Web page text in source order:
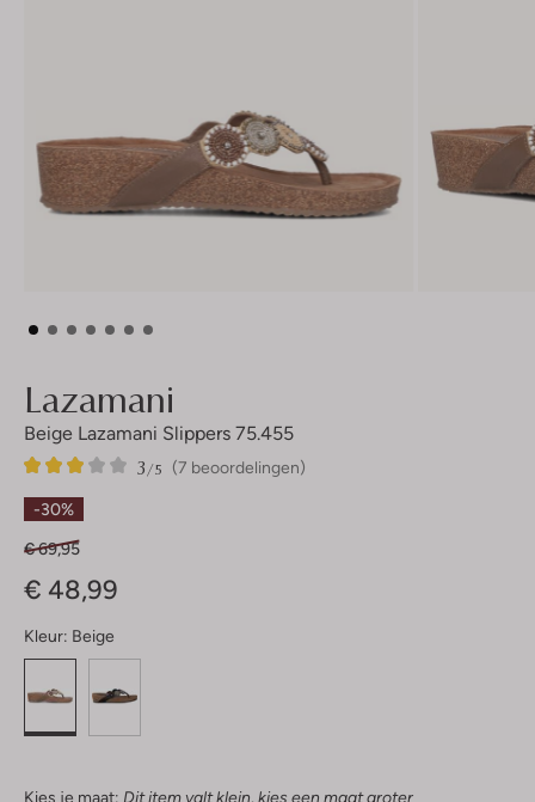
Lazamani
Beige Lazamani Slippers 75.455
(7 beoordelingen)
3/5
7
3
Sterren
-30%
€ 69,95
€ 48,99
Kleur: Beige
Kies je maat: Dit item valt klein, kies een maat groter